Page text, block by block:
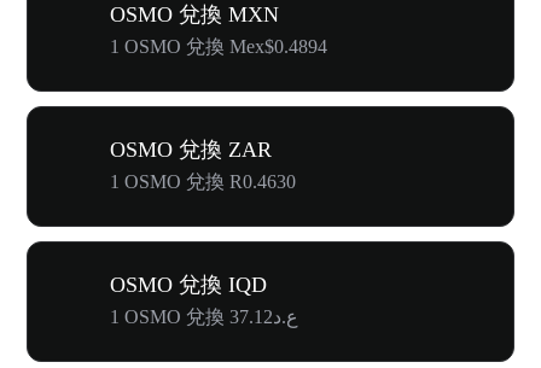
OSMO 兌換 MXN
1 OSMO 兌換 Mex$0.4894
OSMO 兌換 ZAR
1 OSMO 兌換 R0.4630
OSMO 兌換 IQD
1 OSMO 兌換 ع.د37.12